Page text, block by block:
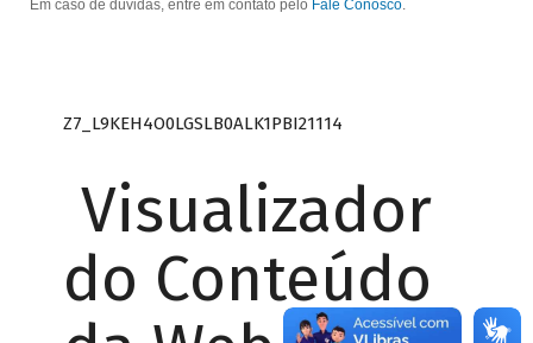
Em caso de dúvidas, entre em contato pelo Fale Conosco.
Z7_L9KEH4O0LGSLB0ALK1PBI21114
Visualizador
do Conteúdo